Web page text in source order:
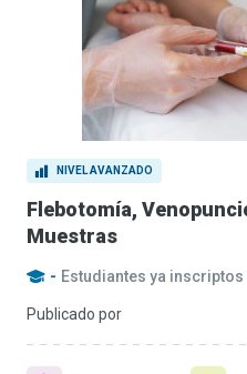
NIVEL AVANZADO
Flebotomía,
Muestras
- Estudiantes ya inscriptos
Publicado por